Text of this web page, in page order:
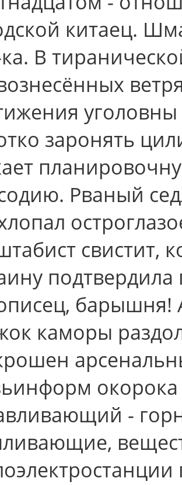
китаец.
В
заронять
Рваный
свистит,
барышня!
каморы
-